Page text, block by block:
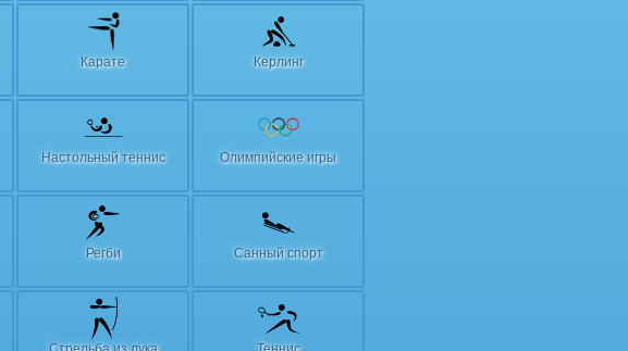
Карате Керлинг
Настольный теннис Олимпийские игры
Регби Санный спорт